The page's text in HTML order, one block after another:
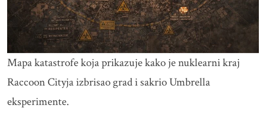
Mapa katastrofe koja prikazuje kako je nuklearni kraj
Raccoon Cityja izbrisao grad i sakrio Umbrella
eksperimente.